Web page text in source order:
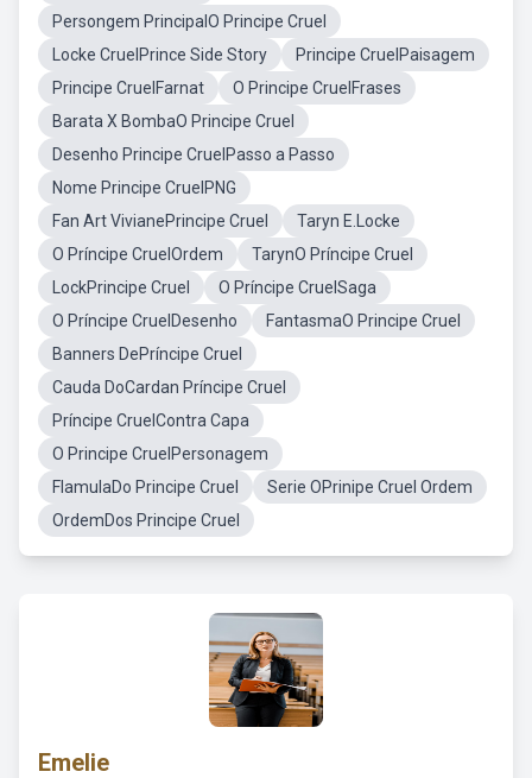
Persongem PrincipalO Principe Cruel
Locke CruelPrince Side Story
Principe CruelPaisagem
Principe CruelFarnat
O Principe CruelFrases
Barata X BombaO Principe Cruel
Desenho Principe CruelPasso a Passo
Nome Principe CruelPNG
Fan Art VivianePrincipe Cruel
Taryn E.Locke
O Príncipe CruelOrdem
TarynO Príncipe Cruel
LockPrincipe Cruel
O Príncipe CruelSaga
O Príncipe CruelDesenho
FantasmaO Principe Cruel
Banners DePríncipe Cruel
Cauda DoCardan Príncipe Cruel
Príncipe CruelContra Capa
O Principe CruelPersonagem
FlamulaDo Principe Cruel
Serie OPrinipe Cruel Ordem
OrdemDos Principe Cruel
Emelie